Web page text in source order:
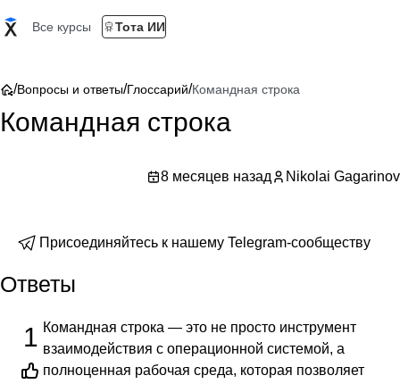
Все курсы Тота ИИ
/Вопросы и ответы/Глоссарий/Командная строка
Командная строка
8 месяцев назад Nikolai Gagarinov
Присоединяйтесь к нашему Telegram-сообществу
Ответы
1 Командная строка — это не просто инструмент
взаимодействия с операционной системой, а
полноценная рабочая среда, которая позволяет